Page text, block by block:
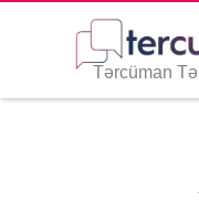
Tərcüman